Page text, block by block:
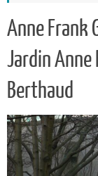
Anne Frank
Jardin Anne
Berthaud